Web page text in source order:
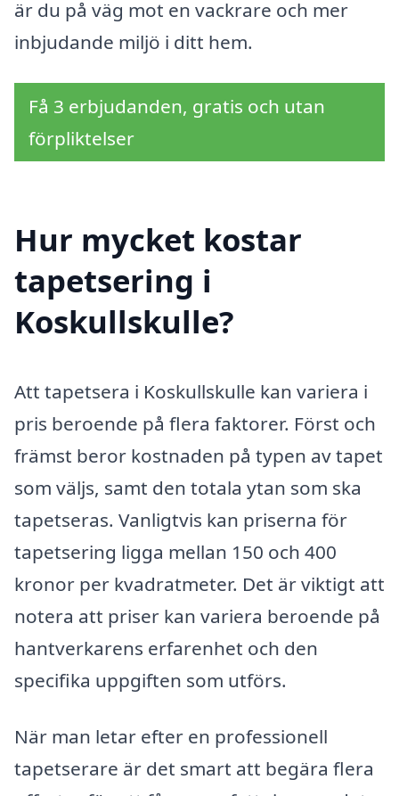
är du på väg mot en vackrare och mer
inbjudande miljö i ditt hem.
Få 3 erbjudanden, gratis och utan
förpliktelser
Hur mycket kostar
tapetsering i
Koskullskulle?
Att tapetsera i Koskullskulle kan variera i
pris beroende på flera faktorer. Först och
främst beror kostnaden på typen av tapet
som väljs, samt den totala ytan som ska
tapetseras. Vanligtvis kan priserna för
tapetsering ligga mellan 150 och 400
kronor per kvadratmeter. Det är viktigt att
notera att priser kan variera beroende på
hantverkarens erfarenhet och den
specifika uppgiften som utförs.
När man letar efter en professionell
tapetserare är det smart att begära flera